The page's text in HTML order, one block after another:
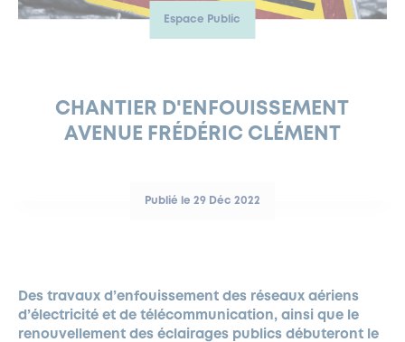
EAU POTABLE ET ASSAINISSEMENT
DÉCLARATION DE CATASTROPHE NATURELLE
LOCATION DE SALLES
INFORMATIONS PRATIQUES
SUBVENTIONS
FERMETURES EXCEPTIONNELLES
PANNEAUX D’AFFICHAGE LIBRE
GRÖBENZELL
DÉVELOPPEMENT DURABLE
DEMANDE D’ABATTAGE
Espace Public
CHANTIER D'ENFOUISSEMENT
AVENUE FRÉDÉRIC CLÉMENT
Publié le 29 Déc 2022
Des travaux d’enfouissement des réseaux aériens
d’électricité et de télécommunication, ainsi que le
renouvellement des éclairages publics débuteront le